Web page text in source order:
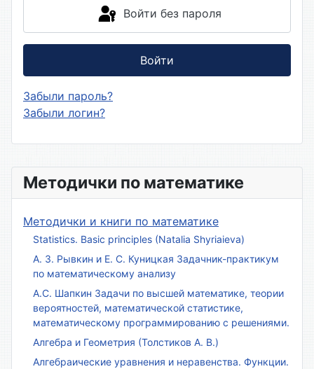
Методички по математике
Методички и книги по математике
Statistics. Basic principles (Natalia Shyriaieva)
А. З. Рывкин и Е. С. Куницкая Задачник-практикум
по математическому анализу
А.С. Шапкин Задачи по высшей математике, теории
вероятностей, математической статистике,
математическому программированию с решениями.
Алгебра и Геометрия (Толстиков А. В.)
Алгебраические уравнения и неравенства. Функции.
Войти без пароля
Войти
Забыли пароль?
Забыли логин?